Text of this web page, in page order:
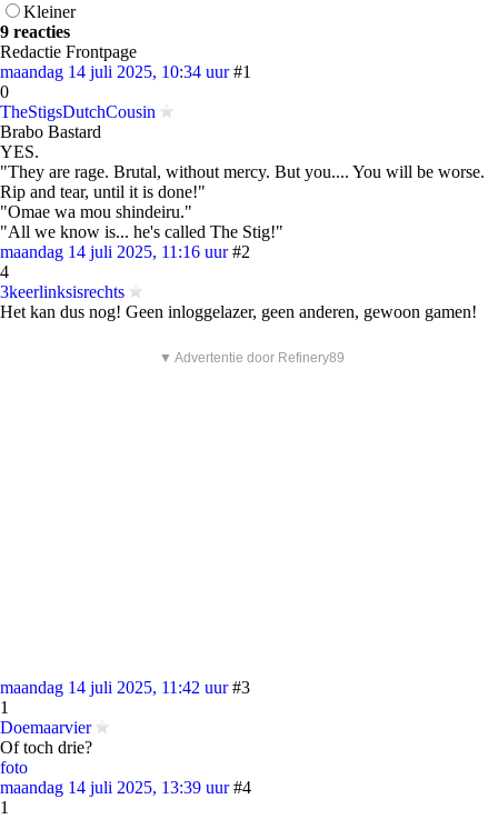
Kleiner
9 reacties
Redactie Frontpage
maandag 14 juli 2025, 10:34 uur #1
0
TheStigsDutchCousin
Brabo Bastard
YES.
"They are rage. Brutal, without mercy. But you.... You will be worse.
Rip and tear, until it is done!"
"Omae wa mou shindeiru."
"All we know is... he's called The Stig!"
maandag 14 juli 2025, 11:16 uur #2
4
3keerlinksisrechts
Het kan dus nog! Geen inloggelazer, geen anderen, gewoon gamen!
▼ Advertentie door Refinery89
maandag 14 juli 2025, 11:42 uur #3
1
Doemaarvier
Of toch drie?
foto
maandag 14 juli 2025, 13:39 uur #4
1